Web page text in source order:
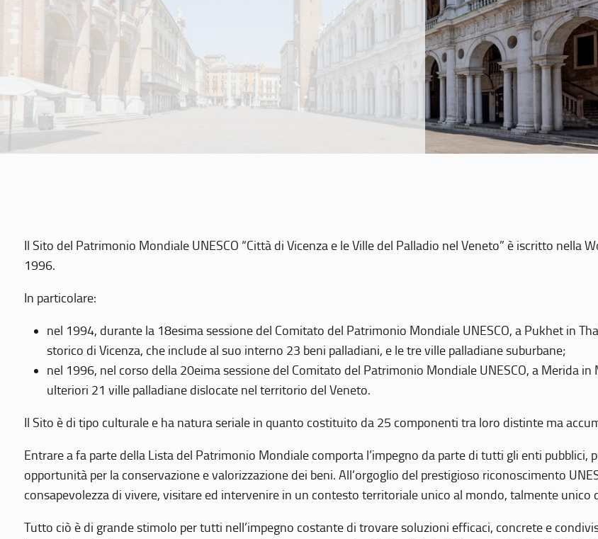
Il Sito del Patrimonio Mondiale UNESCO “Città di Vicenza e le Ville del Palladio nel Veneto” è iscritto nella
1996.
In particolare:
nel 1994, durante la 18esima sessione del Comitato del Patrimonio Mondiale UNESCO, a Pukhet in
storico di Vicenza, che include al suo interno 23 beni palladiani, e le tre ville palladiane suburbane;
nel 1996, nel corso della 20eima sessione del Comitato del Patrimonio Mondiale UNESCO, a Merida
ulteriori 21 ville palladiane dislocate nel territorio del Veneto.
Il Sito è di tipo culturale e ha natura seriale in quanto costituito da 25 componenti tra loro distinte ma
Entrare a fa parte della Lista del Patrimonio Mondiale comporta l’impegno da parte di tutti gli enti
opportunità per la conservazione e valorizzazione dei beni. All’orgoglio del prestigioso riconoscimento
consapevolezza di vivere, visitare ed intervenire in un contesto territoriale unico al mondo, talmente
Tutto ciò è di grande stimolo per tutti nell’impegno costante di trovare soluzioni efficaci, concrete e